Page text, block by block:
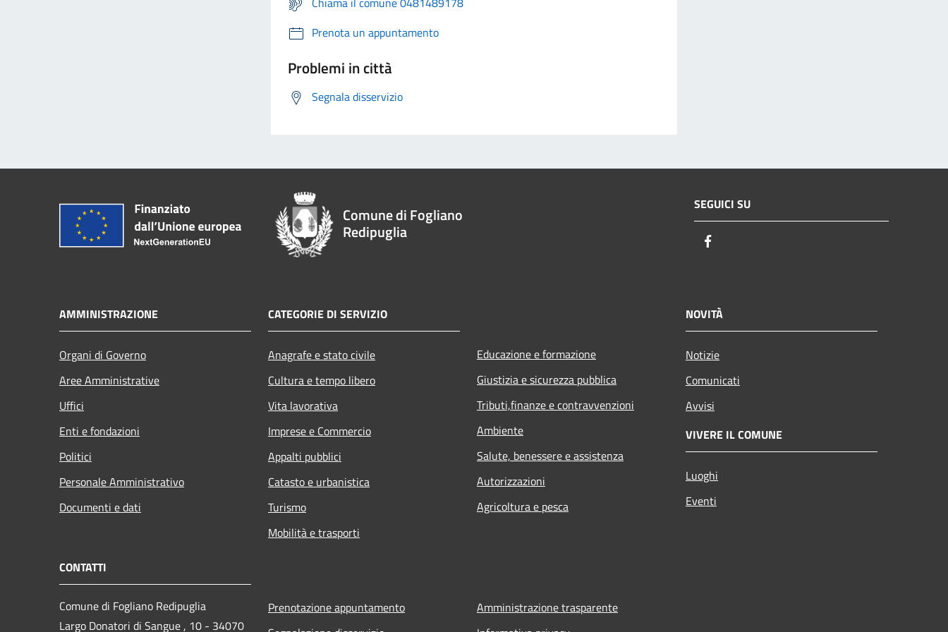
Prenota un appuntamento
Problemi in città
Segnala disservizio
Comune di Fogliano
Redipuglia
SEGUICI SU
AMMINISTRAZIONE
Organi di Governo
Aree Amministrative
Uffici
Enti e fondazioni
Politici
Personale Amministrativo
Documenti e dati
CATEGORIE DI SERVIZIO
Anagrafe e stato civile
Cultura e tempo libero
Vita lavorativa
Imprese e Commercio
Appalti pubblici
Catasto e urbanistica
Turismo
Mobilità e trasporti
Educazione e formazione
Giustizia e sicurezza pubblica
Tributi,finanze e contravvenzioni
Ambiente
Salute, benessere e assistenza
Autorizzazioni
Agricoltura e pesca
NOVITÀ
Notizie
Comunicati
Avvisi
VIVERE IL COMUNE
Luoghi
Eventi
CONTATTI
Comune di Fogliano Redipuglia
Largo Donatori di Sangue , 10 - 34070
Prenotazione appuntamento
Amministrazione trasparente